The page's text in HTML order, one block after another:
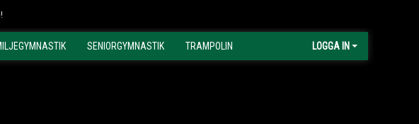
SENIORGYMNASTIK TRAMPOLIN LOGGA IN